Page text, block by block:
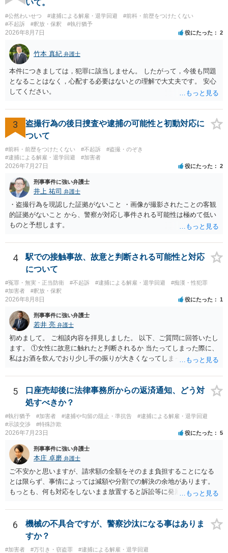
いて。
#公然わいせつ #逮捕による解雇・退学回避
#前科・前歴をつけたくない
#不起訴
#釈放・保釈 #執行猶予
2026年8月7日 役にたった 2
竹本 真紀 弁護士
本件につきましては，犯罪に該当しません。 したがって，今後も問題
となることはなく，心配する必要はないとの理解で大丈夫です。 安心
してください。
3
盗撮行為の後日捜査や逮捕の可能性と初動対応に
ついて
#前科・前歴をつけたくない #不起訴
#盗撮・のぞき
#逮捕による解雇・退学回避
#加害者
2026年7月27日 役にたった 2
刑事事件に強い弁護士
井上 祐司 弁護士
・盗撮行為を現認した証拠がないこと ・画像が撮影されたことの客観
的証拠がないこと から、警察が対応し事件される可能性は極めて低い
ものと予想します。
4
駅での接触事故、故意と判断される可能性と対応
について
#冤罪・無実・正当防衛 #不起訴 #逮捕による解雇・退学回避
#痴漢・性犯罪
#加害者
#釈放・保釈
2026年8月8日 役にたった 1
刑事事件に強い弁護士
若井 亮 弁護士
初めまして。 ご相談内容を拝見しました。 以下、ご質問に回答いたし
ます。 ①女性に故意に触れたと判断されるか 当たってしまった際に、
私はお酒を飲んでおり少し手の振りが大きくなってしまっていたこと
いた場合、故意だと判定されやすいのでしょうか？ お伺いする限り、
故意があると判断されることは無いかと思います。 ②逮捕、呼び出し
の可能性 この行為により、痴漢やその他の犯罪を犯したとして、逮
捕、呼び出しされる可能性はどれほどでしょうか？ 誤って当たってし
まっただけであり、さらにその場で女性等のアクションが無かったこ
とからすると、この後に呼び出される可能性は極めて低いと思いま
能性があると考えれば良いのでしょうか？ 逮捕や呼び出しの可能性は
極めて低いと思います。 連絡が来ることはないでしょう。
5
口座売却後に法律事務所からの返済通知、どう対
処すべきか？
#執行猶予 #加害者 #逮捕や勾留の阻止・準抗告
#逮捕による解雇・退学回避
#示談交渉
#特殊詐欺
2026年7月23日 役にたった 5
刑事事件に強い弁護士
本庄 卓磨 弁護士
ご不安かと思いますが、請求額の全額をそのまま負担することになる
とは限らず、事情によっては減額や分割での解決の余地があります。
もっとも、何も対応をしないまま放置すると訴訟等に発展してしまう
めします。
6
機械の不具合ですが、警察沙汰になる事はありま
すか？
#加害者 #万引き・窃盗罪
#逮捕による解雇・退学回避